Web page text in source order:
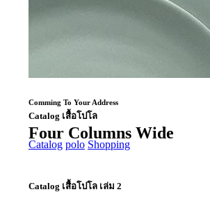
Comming To Your Address
Four Columns Wide
Catalog เสื้อโปโล
Catalog polo Shopping
Catalog เสื้อโปโล เล่ม 2